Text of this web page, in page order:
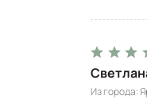
Из города